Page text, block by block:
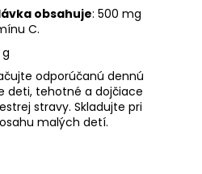
obsahuje: 500 mg
C.
odporúčanú dennú
deti, tehotné a dojčiace
stravy. Skladujte pri
malých detí.